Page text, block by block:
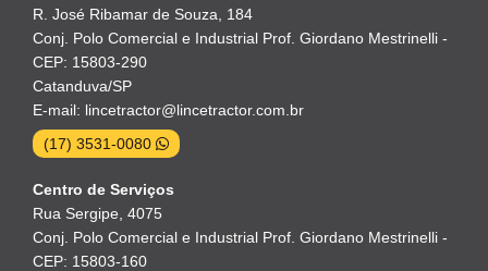
R. José Ribamar de Souza, 184
Conj. Polo Comercial e Industrial Prof. Giordano Mestrinelli -
CEP: 15803-290
Catanduva/SP
E-mail: lincetractor@lincetractor.com.br
(17) 3531-0080
Centro de Serviços
Rua Sergipe, 4075
Conj. Polo Comercial e Industrial Prof. Giordano Mestrinelli -
CEP: 15803-160